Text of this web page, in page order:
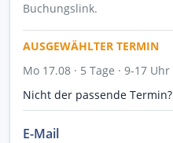
Buchungslink.
AUSGEWÄHLTER TERMIN
Mo 17.08 · 5 Tage · 9-17 Uhr
Nicht der passende Termin?
E-Mail